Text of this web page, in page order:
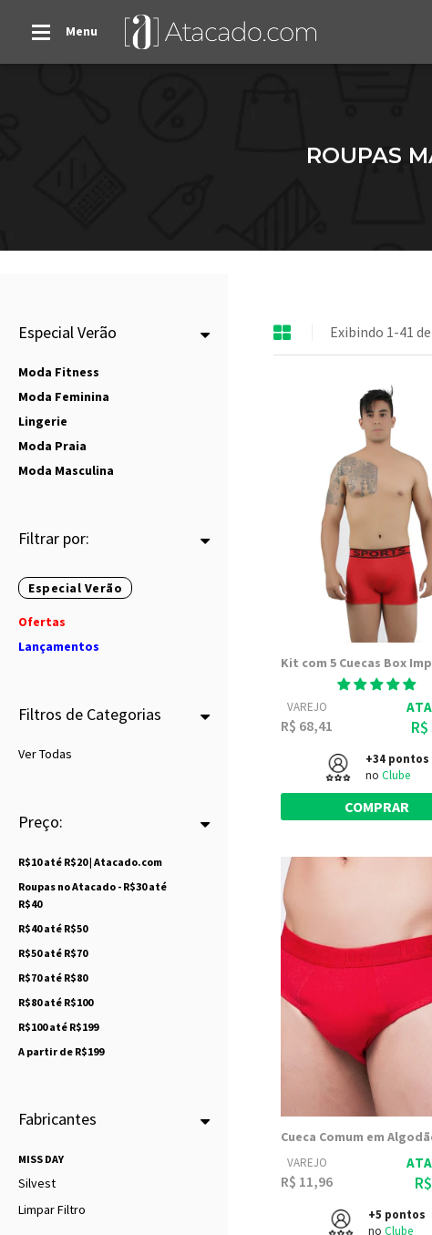
Menu
ROUPAS
Especial Verão
Moda Fitness
Moda Feminina
Lingerie
Moda Praia
Moda Masculina
Filtrar por:
Especial Verão
Ofertas
Lançamentos
Filtros de Categorias
Ver Todas
Preço:
R$10 até R$20 | Atacado.com
Roupas no Atacado - R$30 até
R$40
R$40 até R$50
R$50 até R$70
R$70 até R$80
R$80 até R$100
R$100 até R$199
A partir de R$199
Fabricantes
MISS DAY
Silvest
Limpar Filtro
Exibindo 1-41
VAREJO
R$ 68,41
+34 pontos
no Clube
COMPRAR
VAREJO
R$ 11,96
+5 pontos
no Clube